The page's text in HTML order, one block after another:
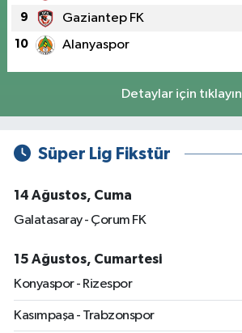
9 Gaziantep FK
10 Alanyaspor
Detaylar için tıklayın
Süper Lig Fikstür
14 Ağustos, Cuma
Galatasaray - Çorum FK
15 Ağustos, Cumartesi
Konyaspor - Rizespor
Kasımpaşa - Trabzonspor